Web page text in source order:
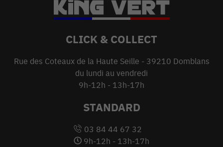
CLICK & COLLECT
Rue des Coteaux de la Haute Seille - 39210 Domblans
du lundi au vendredi
9h-12h - 13h-17h
STANDARD
03 84 44 67 32
9h-12h - 13h-17h